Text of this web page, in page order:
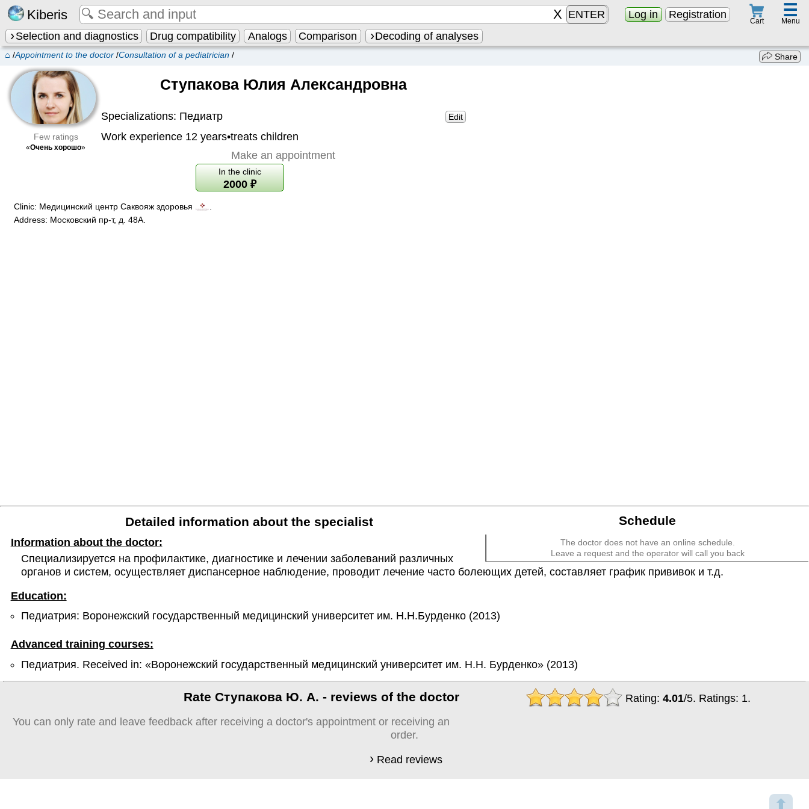
Kiberis ENTER Log in Registration
Cart
☰
Menu
Selection and diagnostics Drug compatibility Analogs Comparison Decoding of analyses
⌂ /Appointment to the doctor/Consultation of a pediatrician/ Share
Few ratings
«Очень хорошо»
Ступакова Юлия Александровна
Specializations: Педиатр Edit
Work experience 12 years•treats children
Make an appointment
In the clinic
2000 ₽
Clinic: Медицинский центр Саквояж здоровья
Address: Московский пр-т, д. 48А.
Schedule
The doctor does not have an online schedule.
Leave a request and the operator will call you back
Detailed information about the specialist
Information about the doctor:
Специализируется на профилактике, диагностике и лечении заболеваний различных
органов и систем, осуществляет диспансерное наблюдение, проводит лечение часто болеющих детей, составляет график прививок и т.д.
Education:
Педиатрия: Воронежский государственный медицинский университет им. Н.Н.Бурденко (2013)
Advanced training courses:
Педиатрия. Received in: «Воронежский государственный медицинский университет им. Н.Н. Бурденко» (2013)
Rating: 4.01/5. Ratings: 1.
Rate Ступакова Ю. А. - reviews of the doctor
You can only rate and leave feedback after receiving a doctor's appointment or receiving an
order.
Read reviews